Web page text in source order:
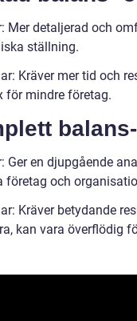
Mer detaljerad och
ställning.
Kräver mer tid och
för mindre företag.
Ger en djupgående
företag och
Kräver betydande
kan vara överflödig